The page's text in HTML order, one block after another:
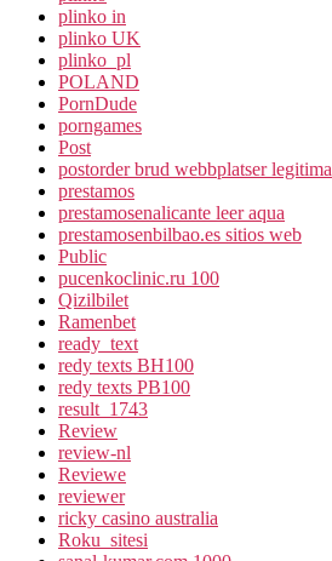
plinko in
plinko UK
plinko_pl
POLAND
PornDude
porngames
Post
postorder brud webbplatser legitima
prestamos
prestamosenalicante leer aqua
prestamosenbilbao.es sitios web
Public
pucenkoclinic.ru 100
Qizilbilet
Ramenbet
ready_text
redy texts BH100
redy texts PB100
result_1743
Review
review-nl
Reviewe
reviewer
ricky casino australia
Roku_sitesi